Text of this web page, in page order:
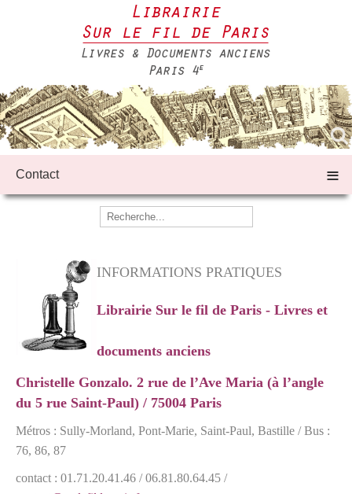
Contact ≡
INFORMATIONS PRATIQUES
Librairie Sur le fil de Paris - Livres et
documents anciens
Christelle Gonzalo. 2 rue de l’Ave Maria (à l’angle
du 5 rue Saint-Paul) / 75004 Paris
Métros : Sully-Morland, Pont-Marie, Saint-Paul, Bastille / Bus :
76, 86, 87
contact : 01.71.20.41.46 / 06.81.80.64.45 /